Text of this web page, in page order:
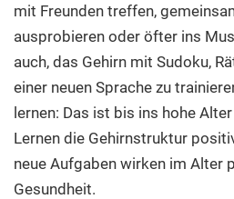
mit Freunden treffen,
ausprobieren oder öfter ins
auch, das Gehirn mit Sudoku,
einer neuen Sprache zu
lernen: Das ist bis ins hohe
Lernen die Gehirnstruktur
neue Aufgaben wirken im Alter
Gesundheit.